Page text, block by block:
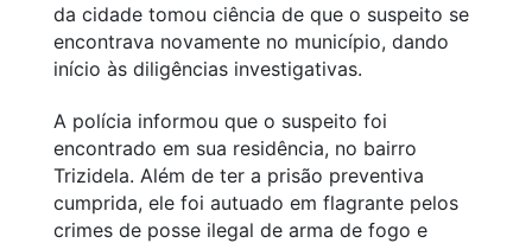
da cidade tomou ciência de que o suspeito se
encontrava novamente no município, dando
início às diligências investigativas.
A polícia informou que o suspeito foi
encontrado em sua residência, no bairro
Trizidela. Além de ter a prisão preventiva
cumprida, ele foi autuado em flagrante pelos
crimes de posse ilegal de arma de fogo e